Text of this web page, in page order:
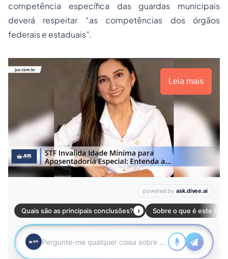
competência específica das guardas municipais
deverá respeitar “as competências dos órgãos
federais e estaduais”.
Leia mais